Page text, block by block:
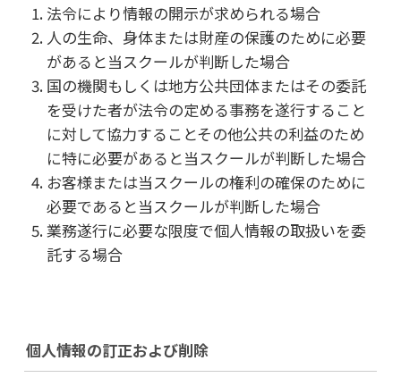
法令により情報の開示が求められる場合
人の生命、身体または財産の保護のために必要
があると当スクールが判断した場合
国の機関もしくは地方公共団体またはその委託
を受けた者が法令の定める事務を遂行すること
に対して協力することその他公共の利益のため
に特に必要があると当スクールが判断した場合
お客様または当スクールの権利の確保のために
必要であると当スクールが判断した場合
業務遂行に必要な限度で個人情報の取扱いを委
託する場合
個人情報の訂正および削除